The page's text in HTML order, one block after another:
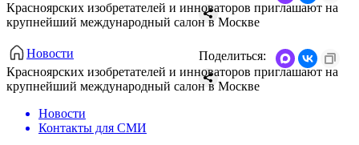
​Красноярских изобретателей и инноваторов приглашают на
крупнейший международный салон в Москве
Новости
​Красноярских изобретателей и инноваторов приглашают на
крупнейший международный салон в Москве
Поделиться:
Новости
Контакты для СМИ